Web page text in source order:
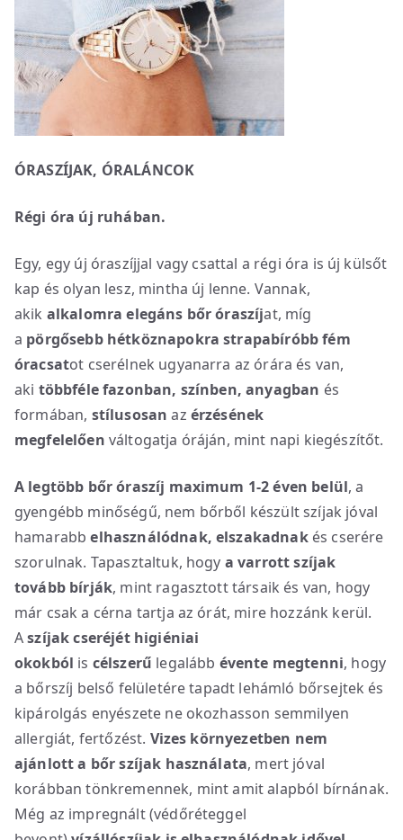
ÓRASZÍJAK, ÓRALÁNCOK
Régi óra új ruhában.
Egy, egy új óraszíjjal vagy csattal a régi óra is új külsőt
kap és olyan lesz, mintha új lenne. Vannak,
akik alkalomra elegáns bőr óraszíjat, míg
a pörgősebb hétköznapokra strapabíróbb fém
óracsatot cserélnek ugyanarra az órára és van,
aki többféle fazonban, színben, anyagban és
formában, stílusosan az érzésének
megfelelően váltogatja óráján, mint napi kiegészítőt.
A legtöbb bőr óraszíj maximum 1-2 éven belül, a
gyengébb minőségű, nem bőrből készült szíjak jóval
hamarabbelhasználódnak, elszakadnakés cserére
szorulnak. Tapasztaltuk, hogy a varrott szíjak
tovább bírják, mint ragasztott társaik és van, hogy
már csak a cérna tartja az órát, mire hozzánk kerül.
Aszíjak cseréjét higiéniai
okokból is célszerű legalább évente megtenni, hogy
a bőrszíj belső felületére tapadt lehámló bőrsejtek és
kipárolgás enyészete ne okozhasson semmilyen
allergiát, fertőzést. Vizes környezetben nem
ajánlott a bőr szíjak használata, mert jóval
korábban tönkremennek, mint amit alapból bírnának.
Még az impregnált (védőréteggel